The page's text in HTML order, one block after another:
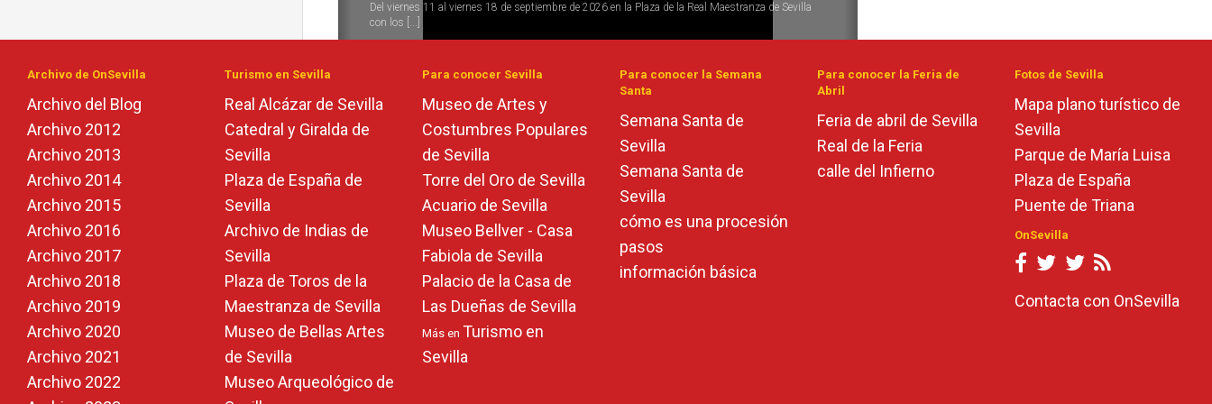
Del viernes 11 al viernes 18 de septiembre de 2026 en la Plaza de la Real Maestranza de Sevilla
con los [...]
Durante todo el año se desarrolla la programación del ciclo de conciertos Candlelight (a la luz de
las velas) de [...]
Archivo de OnSevilla
Archivo del Blog
Archivo 2012
Archivo 2013
Archivo 2014
Archivo 2015
Archivo 2016
Archivo 2017
Archivo 2018
Archivo 2019
Archivo 2020
Archivo 2021
Archivo 2022
Turismo en Sevilla
Real Alcázar de Sevilla
Catedral y Giralda de
Sevilla
Plaza de España de
Sevilla
Archivo de Indias de
Sevilla
Plaza de Toros de la
Maestranza de Sevilla
Museo de Bellas Artes
de Sevilla
Museo Arqueológico de
Para conocer Sevilla
Museo de Artes y
Costumbres Populares
de Sevilla
Torre del Oro de Sevilla
Acuario de Sevilla
Museo Bellver - Casa
Fabiola de Sevilla
Palacio de la Casa de
Las Dueñas de Sevilla
Más en Turismo en
Sevilla
Para conocer la Semana
Santa
Semana Santa de
Sevilla
Semana Santa de
Sevilla
cómo es una procesión
pasos
información básica
Para conocer la Feria de
Abril
Feria de abril de Sevilla
Real de la Feria
calle del Infierno
Fotos de Sevilla
Mapa plano turístico de
Sevilla
Parque de María Luisa
Plaza de España
Puente de Triana
OnSevilla
Contacta con OnSevilla